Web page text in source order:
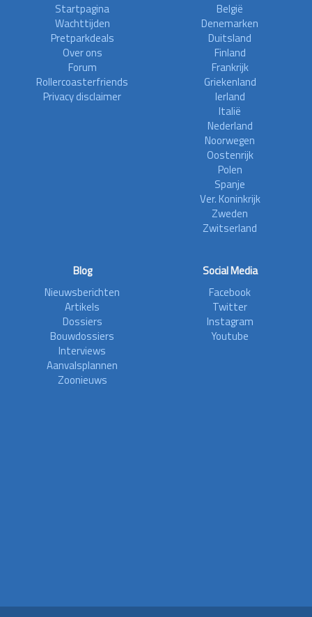
Startpagina
Wachttijden
Pretparkdeals
Over ons
Forum
Rollercoasterfriends
Privacy disclaimer
België
Denemarken
Duitsland
Finland
Frankrijk
Griekenland
Ierland
Italië
Nederland
Noorwegen
Oostenrijk
Polen
Spanje
Ver. Koninkrijk
Zweden
Zwitserland
Blog
Nieuwsberichten
Artikels
Dossiers
Bouwdossiers
Interviews
Aanvalsplannen
Zoonieuws
Social Media
Facebook
Twitter
Instagram
Youtube